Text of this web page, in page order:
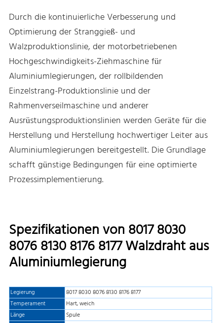
Durch die kontinuierliche Verbesserung und
Optimierung der Stranggieß- und
Walzproduktionslinie, der motorbetriebenen
Hochgeschwindigkeits-Ziehmaschine für
Aluminiumlegierungen, der rollbildenden
Einzelstrang-Produktionslinie und der
Rahmenverseilmaschine und anderer
Ausrüstungsproduktionslinien werden Geräte für die
Herstellung und Herstellung hochwertiger Leiter aus
Aluminiumlegierungen bereitgestellt. Die Grundlage
schafft günstige Bedingungen für eine optimierte
Prozessimplementierung.
Spezifikationen von 8017 8030
8076 8130 8176 8177 Walzdraht aus
Aluminiumlegierung
Legierung
8017 8030 8076 8130 8176 8177
Temperament
Hart, weich
Länge
Spule